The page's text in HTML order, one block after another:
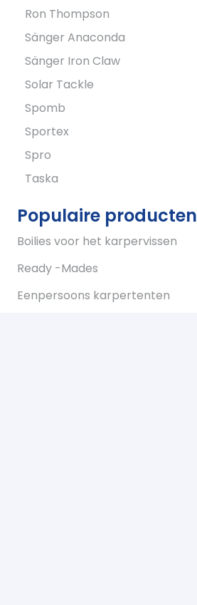
Ron Thompson
Sänger Anaconda
Sänger Iron Claw
Solar Tackle
Spomb
Sportex
Spro
Taska
Populaire producten
Boilies voor het karpervissen
Ready -Mades
Eenpersoons karpertenten